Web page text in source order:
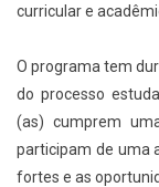
curricular e
O programa tem
do processo
(as) cumprem
participam de uma
fortes e as